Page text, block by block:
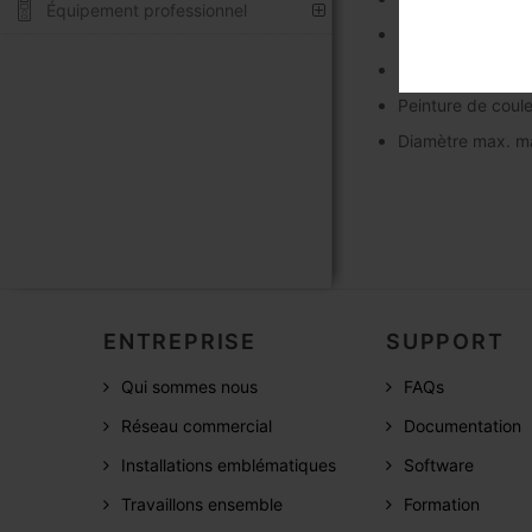
Équipement professionnel
Hauteur
Le traitement
Peinture de
Diamètre max.
ENTREPRISE
Qui sommes nous
Réseau commercial
Installations emblématiques
Travaillons ensemble
SUPPORT
FAQs
Documentation
Software
Formation